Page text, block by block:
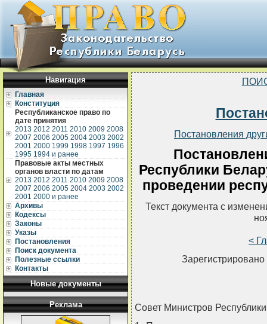
Навигация
Главная
Конституция
Республиканское право по
дате принятия
2013 2012 2011 2010 2009 2008
2007 2006 2005 2004 2003 2002
2001 2000 1999 1998 1997 1996
1995 1994 и ранее
Правовые акты местных
органов власти по датам
2013 2012 2011 2010 2009 2008
2007 2006 2005 2004 2003 2002
2001 2000 и ранее
Архивы
Кодексы
Законы
Указы
Постановления
Поиск документа
Полезные ссылки
Контакты
Новые документы
Реклама
Постановления
Республики
проведении
Текст документа с
<
Совет Министров